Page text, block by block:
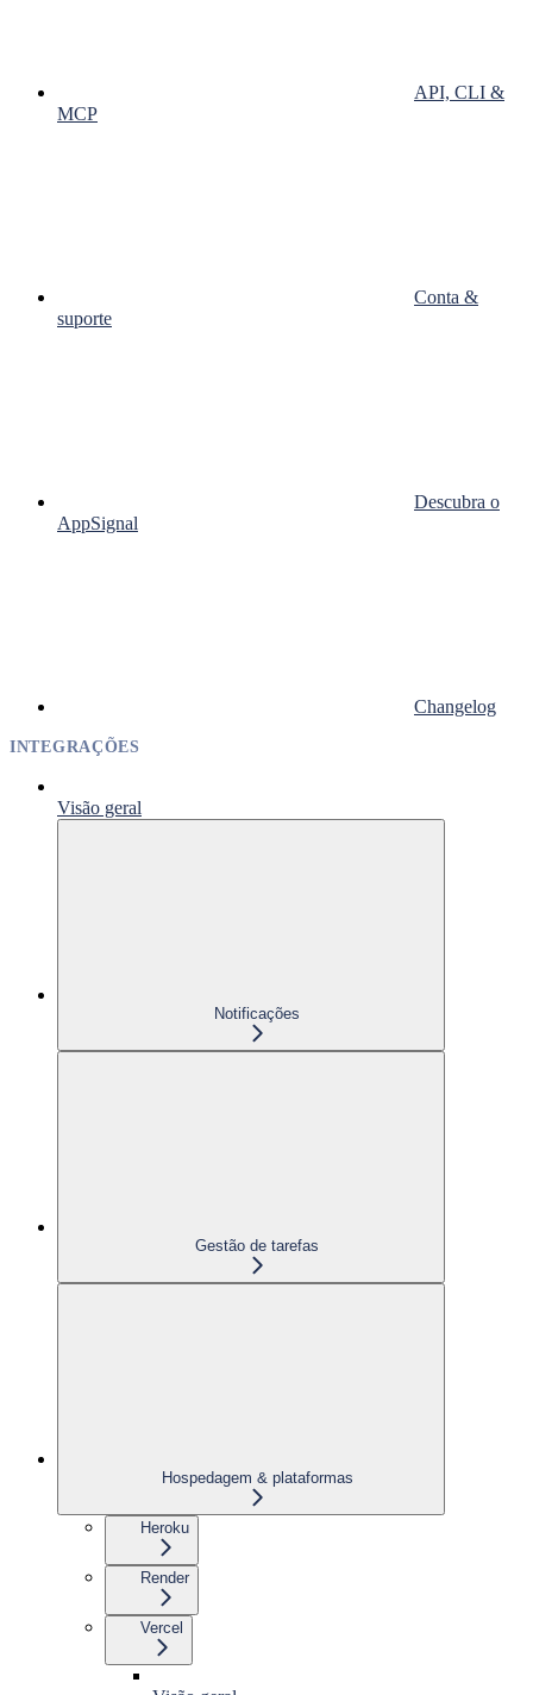
API, CLI &
MCP
Conta &
suporte
Descubra o
AppSignal
Changelog
INTEGRAÇÕES
Visão geral
Notificações
Gestão de tarefas
Hospedagem & plataformas
Heroku
Render
Vercel